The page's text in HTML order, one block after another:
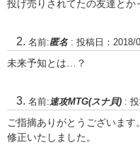
投げ売りされてたの友達とか
名前:匿名 : 投稿日：2018/
未来予知とは…？
名前: 速攻MTG(スナ貝) :
ご指摘ありがとうございます。
修正いたしました。